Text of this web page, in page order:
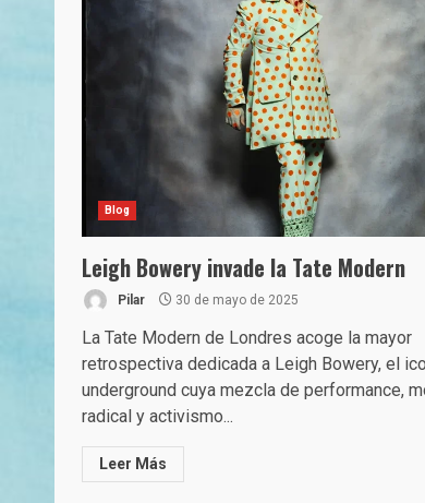
Blog
Leigh Bowery invade la Tate Modern
Pilar 30 de mayo de 2025
La Tate Modern de Londres acoge la mayor
retrospectiva dedicada a Leigh Bowery, el
underground cuya mezcla de performance,
radical y activismo...
Leer Más